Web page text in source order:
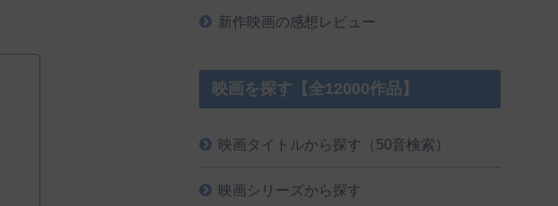
新作映画の感想レビュー
映画を探す【全12000作品】
映画タイトルから探す（50音検索）
映画シリーズから探す